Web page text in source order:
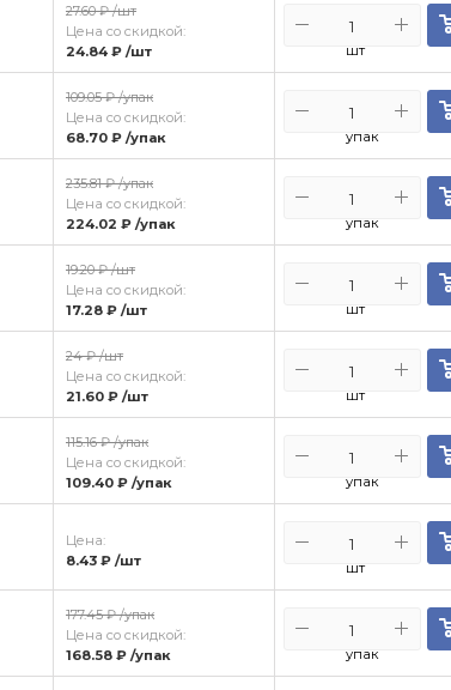
27.60 ₽ /шт
Цена со скидкой:
24.84 ₽ /шт шт
109.05 ₽ /упак
Цена со скидкой:
68.70 ₽ /упак упак
235.81 ₽ /упак
Цена со скидкой:
224.02 ₽ /упак упак
19.20 ₽ /шт
Цена со скидкой:
17.28 ₽ /шт шт
24 ₽ /шт
Цена со скидкой:
21.60 ₽ /шт шт
115.16 ₽ /упак
Цена со скидкой:
109.40 ₽ /упак упак
Цена:
8.43 ₽ /шт шт
177.45 ₽ /упак
Цена со скидкой:
168.58 ₽ /упак упак